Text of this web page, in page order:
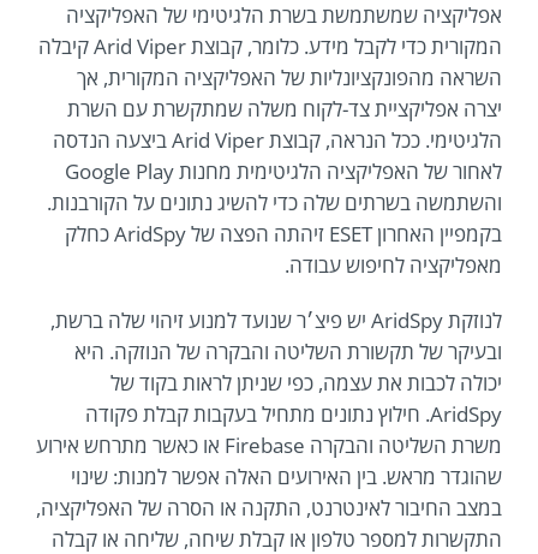
אפליקציה שמשתמשת בשרת הלגיטימי של האפליקציה
המקורית כדי לקבל מידע. כלומר, קבוצת Arid Viper קיבלה
השראה מהפונקציונליות של האפליקציה המקורית, אך
יצרה אפליקציית צד-לקוח משלה שמתקשרת עם השרת
הלגיטימי. ככל הנראה, קבוצת Arid Viper ביצעה הנדסה
לאחור של האפליקציה הלגיטימית מחנות Google Play
והשתמשה בשרתים שלה כדי להשיג נתונים על הקורבנות.
בקמפיין האחרון ESET זיהתה הפצה של AridSpy כחלק
מאפליקציה לחיפוש עבודה.
לנוזקת AridSpy יש פיצ׳ר שנועד למנוע זיהוי שלה ברשת,
ובעיקר של תקשורת השליטה והבקרה של הנוזקה. היא
יכולה לכבות את עצמה, כפי שניתן לראות בקוד של
AridSpy. חילוץ נתונים מתחיל בעקבות קבלת פקודה
משרת השליטה והבקרה Firebase או כאשר מתרחש אירוע
שהוגדר מראש. בין האירועים האלה אפשר למנות: שינוי
במצב החיבור לאינטרנט, התקנה או הסרה של האפליקציה,
התקשרות למספר טלפון או קבלת שיחה, שליחה או קבלה